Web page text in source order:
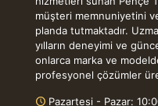
müşteri memnuniyetini
planda tutmaktadır.
yılların deneyimi ve
onlarca marka ve
profesyonel çözümler
Pazartesi - Pazar: